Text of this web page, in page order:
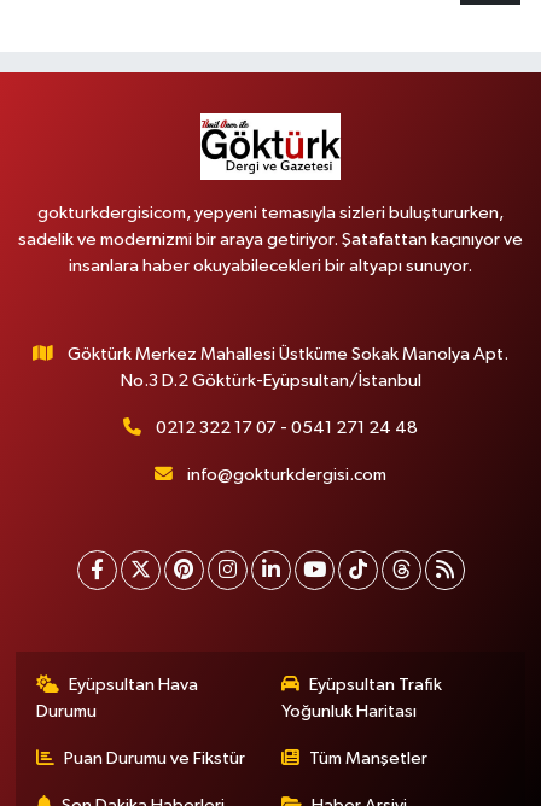
gokturkdergisicom, yepyeni temasıyla sizleri buluştururken,
sadelik ve modernizmi bir araya getiriyor. Şatafattan kaçınıyor ve
insanlara haber okuyabilecekleri bir altyapı sunuyor.
Göktürk Merkez Mahallesi Üstküme Sokak Manolya Apt.
No.3 D.2 Göktürk-Eyüpsultan/İstanbul
0212 322 17 07 - 0541 271 24 48
info@gokturkdergisi.com
Eyüpsultan Hava
Durumu
Eyüpsultan Trafik
Yoğunluk Haritası
Puan Durumu ve Fikstür Tüm Manşetler